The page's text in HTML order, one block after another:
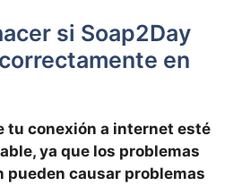
si Soap2Day
en
tu‍ conexión‍ a internet esté
ya⁢ que los problemas
‍pueden causar problemas